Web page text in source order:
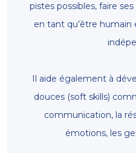
pistes possibles, faire
en tant qu’être humain
Il aide également à
douces (soft skills)
communication, la
émotions, les